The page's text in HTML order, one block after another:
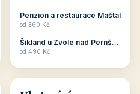
Penzion a restaurace Maštal
od 360 Kč
Šikland u Zvole nad Pernštejnem
od 490 Kč
🚴
32 objektů